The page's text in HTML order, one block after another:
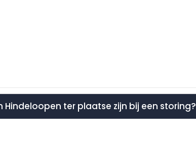
Hindeloopen ter plaatse zijn bij een storing?